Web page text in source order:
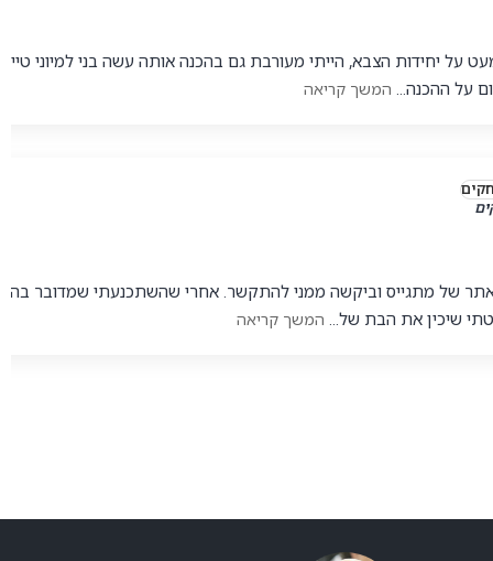
על יחידות הצבא, הייתי מעורבת גם בהכנה אותה עשה בני למיוני
על ההכנה... המשך קריאה
של מתגייס וביקשה ממני להתקשר. אחרי שהשתכנעתי שמדובר
שיכין את הבת של... המשך קריאה